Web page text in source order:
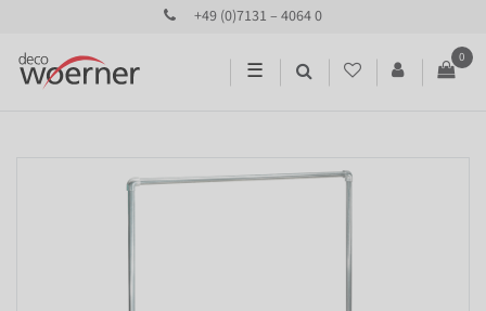
+49 (0)7131 – 4064 0
☰
0